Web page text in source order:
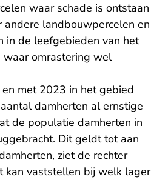
waar schade is ontstaan
landbouwpercelen en
in de leefgebieden van het
omrastering wel
met 2023 in het gebied
damherten al ernstige
de populatie damherten in
Dit geldt tot aan
ziet de rechter
kan vaststellen bij welk lager